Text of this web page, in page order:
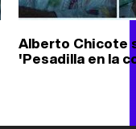
Alberto Chicote
'Pesadilla en la